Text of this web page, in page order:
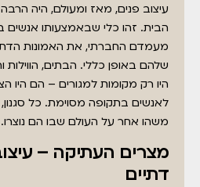
עיצוב פנים, מאז ומעולם, היה
הבית. זהו כלי שבאמצעותו
מעמדם החברתי, את האמונות
שלהם באופן כללי. הבתים, הווילות
היו רק מקומות למגורים – הם היו
לאנשים בתקופה מסוימת. כל
משהו אחר על העולם שבו הם נוצרו.
מצרים העתיקה –
דתיים